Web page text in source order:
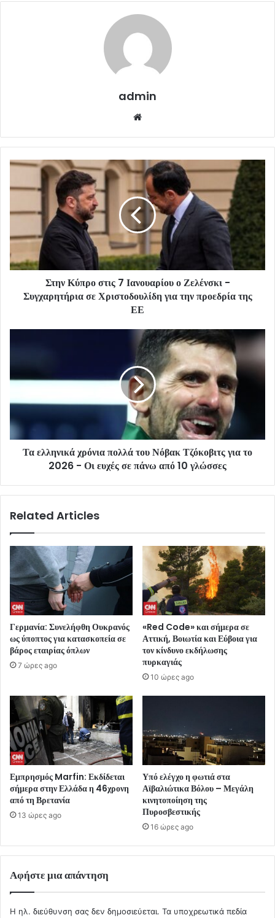
admin
Στην Κύπρο στις 7 Ιανουαρίου ο Ζελένσκι -
Συγχαρητήρια σε Χριστοδουλίδη για την προεδρία της
ΕΕ
Τα ελληνικά χρόνια πολλά του Νόβακ Τζόκοβιτς για το
2026 - Οι ευχές σε πάνω από 10 γλώσσες
Related Articles
Γερμανία: Συνελήφθη Ουκρανός
ως ύποπτος για κατασκοπεία σε
βάρος εταιρίας όπλων
7 ώρες ago
«Red Code» και σήμερα σε
Αττική, Βοιωτία και Εύβοια για
τον κίνδυνο εκδήλωσης
πυρκαγιάς
10 ώρες ago
Εμπρησμός Marfin: Εκδίδεται
σήμερα στην Ελλάδα η 46χρονη
από τη Βρετανία
13 ώρες ago
Υπό ελέγχο η φωτιά στα
Αϊβαλιώτικα Βόλου – Μεγάλη
κινητοποίηση της
Πυροσβεστικής
16 ώρες ago
Αφήστε μια απάντηση
Η ηλ. διεύθυνση σας δεν δημοσιεύεται. Τα υποχρεωτικά πεδία